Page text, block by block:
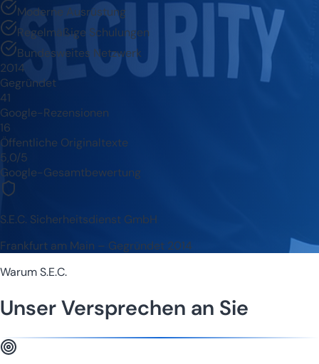
Moderne Ausrüstung
Regelmäßige Schulungen
Bundesweites Netzwerk
2014
Gegründet
41
Google-Rezensionen
16
Öffentliche Originaltexte
5,0/5
Google-Gesamtbewertung
S.E.C. Sicherheitsdienst GmbH
Frankfurt am Main – Gegründet 2014
Warum S.E.C.
Unser Versprechen an Sie